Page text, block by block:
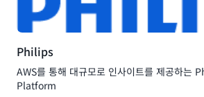
Philips
AWS를 통해 대규모로 인사이트를 제공하
Platform